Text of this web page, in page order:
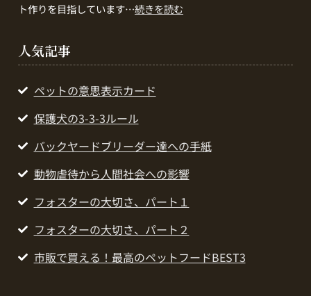
ト作りを目指しています…続きを読む
人気記事
ペットの意思表示カード
保護犬の3-3-3ルール
バックヤードブリーダー達への手紙
動物虐待から人間社会への影響
フォスターの大切さ、パート１
フォスターの大切さ、パート２
市販で買える！最高のペットフードBEST3